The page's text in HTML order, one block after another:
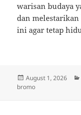
warisan budaya
dan
ini agar tetap
Posted
on
August 1, 2026
bromo